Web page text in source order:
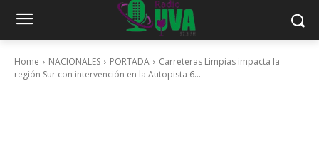
Home NACIONALES PORTADA
Carreteras Limpias impacta la
región Sur con intervención en la Autopista 6...